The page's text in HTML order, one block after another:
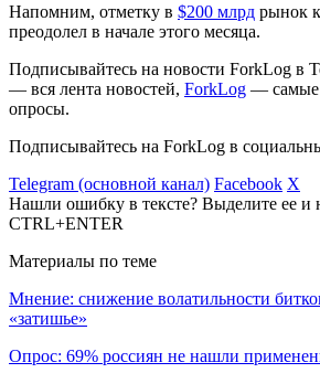
Напомним, отметку в $200 млрд рынок
преодолел в начале этого месяца.
Подписывайтесь на новости ForkLog в
— вся лента новостей, ForkLog — самые
опросы.
Подписывайтесь на ForkLog в
Telegram (основной канал) Facebook X
Нашли ошибку в тексте? Выделите ее и
CTRL+ENTER
Материалы по теме
Мнение: снижение волатильности
«затишье»
Опрос: 69% россиян не нашли